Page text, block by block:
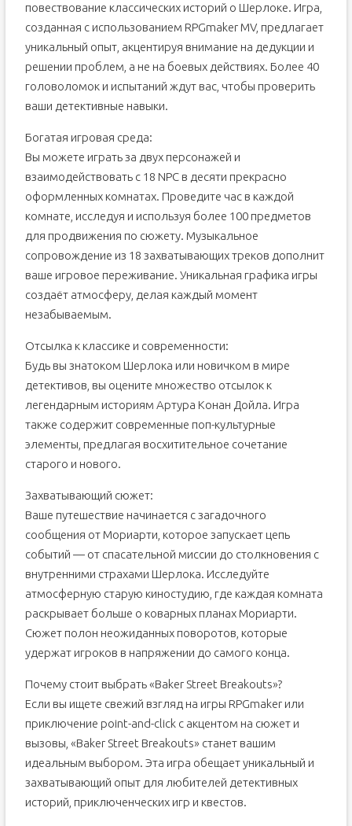
повествование классических историй о Шерлоке. Игра,
созданная с использованием RPGmaker MV, предлагает
уникальный опыт, акцентируя внимание на дедукции и
решении проблем, а не на боевых действиях. Более 40
головоломок и испытаний ждут вас, чтобы проверить
ваши детективные навыки.
Богатая игровая среда:
Вы можете играть за двух персонажей и
взаимодействовать с 18 NPC в десяти прекрасно
оформленных комнатах. Проведите час в каждой
комнате, исследуя и используя более 100 предметов
для продвижения по сюжету. Музыкальное
сопровождение из 18 захватывающих треков дополнит
ваше игровое переживание. Уникальная графика игры
создаёт атмосферу, делая каждый момент
незабываемым.
Отсылка к классике и современности:
Будь вы знатоком Шерлока или новичком в мире
детективов, вы оцените множество отсылок к
легендарным историям Артура Конан Дойла. Игра
также содержит современные поп-культурные
элементы, предлагая восхитительное сочетание
старого и нового.
Захватывающий сюжет:
Ваше путешествие начинается с загадочного
сообщения от Мориарти, которое запускает цепь
событий — от спасательной миссии до столкновения с
внутренними страхами Шерлока. Исследуйте
атмосферную старую киностудию, где каждая комната
раскрывает больше о коварных планах Мориарти.
Сюжет полон неожиданных поворотов, которые
удержат игроков в напряжении до самого конца.
Почему стоит выбрать «Baker Street Breakouts»?
Если вы ищете свежий взгляд на игры RPGmaker или
приключение point-and-click с акцентом на сюжет и
вызовы, «Baker Street Breakouts» станет вашим
идеальным выбором. Эта игра обещает уникальный и
захватывающий опыт для любителей детективных
историй, приключенческих игр и квестов.